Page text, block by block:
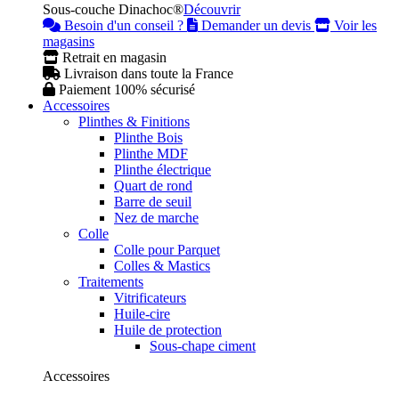
Sous-couche Dinachoc®Découvrir
Besoin d'un conseil ?
Demander un devis
Voir les
magasins
Retrait en magasin
Livraison dans toute la France
Paiement 100% sécurisé
Accessoires
Plinthes & Finitions
Plinthe Bois
Plinthe MDF
Plinthe électrique
Quart de rond
Barre de seuil
Nez de marche
Colle
Colle pour Parquet
Colles & Mastics
Traitements
Vitrificateurs
Huile-cire
Huile de protection
Sous-chape ciment
Accessoires